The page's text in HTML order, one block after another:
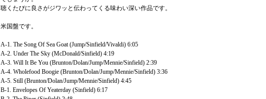
聴くたびに良さがジワッと伝わってくる味わい深い作品です。
米国盤です。
A-1. The Song Of Sea Goat (Jump/Sinfield/Vivaldi) 6:05
A-2. Under The Sky (McDonald/Sinfield) 4:19
A-3. Will It Be You (Brunton/Dolan/Jump/Mennie/Sinfield) 2:39
A-4. Wholefood Boogie (Brunton/Dolan/Jump/Mennie/Sinfield) 3:36
A-5. Still (Brunton/Dolan/Jump/Mennie/Sinfield) 4:45
B-1. Envelopes Of Yeaterday (Sinfield) 6:17